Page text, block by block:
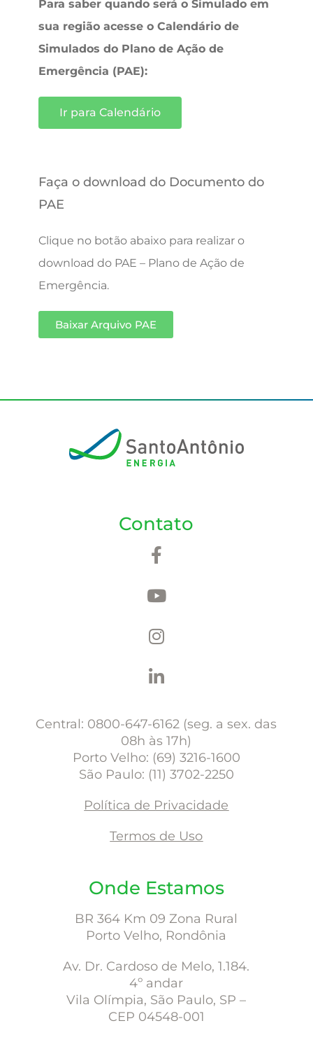
Para saber quando será o Simulado em
sua região acesse o Calendário de
Simulados do Plano de Ação de
Emergência (PAE):
Ir para Calendário
Faça o download do Documento do
PAE
Clique no botão abaixo para realizar o
download do PAE – Plano de Ação de
Emergência.
Baixar Arquivo PAE
Contato
Central: 0800-647-6162 (seg. a sex. das
08h às 17h)
Porto Velho: (69) 3216-1600
São Paulo: (11) 3702-2250
Política de Privacidade
Termos de Uso
Onde Estamos
BR 364 Km 09 Zona Rural
Porto Velho, Rondônia
Av. Dr. Cardoso de Melo, 1.184.
4º andar
Vila Olímpia, São Paulo, SP –
CEP 04548-001